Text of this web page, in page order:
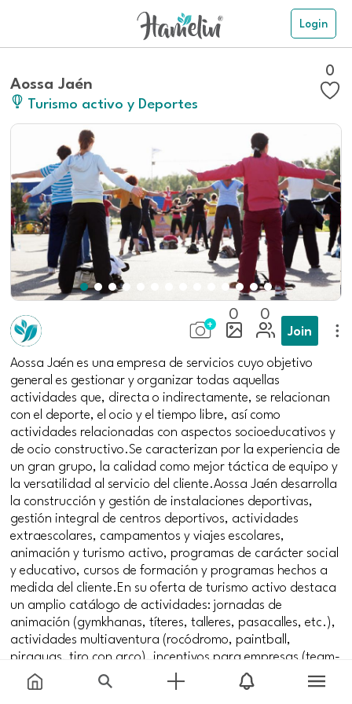
Login
Aossa Jaén
Turismo activo y Deportes
0
0 0
Join
Aossa Jaén es una empresa de servicios cuyo objetivo
general es gestionar y organizar todas aquellas
actividades que, directa o indirectamente, se relacionan
con el deporte, el ocio y el tiempo libre, así como
actividades relacionadas con aspectos socioeducativos y
de ocio constructivo.Se caracterizan por la experiencia de
un gran grupo, la calidad como mejor táctica de equipo y
la versatilidad al servicio del cliente.Aossa Jaén desarrolla
la construcción y gestión de instalaciones deportivas,
gestión integral de centros deportivos, actividades
extraescolares, campamentos y viajes escolares,
animación y turismo activo, programas de carácter social
y educativo, cursos de formación y programas hechos a
medida del cliente.En su oferta de turismo activo destaca
un amplio catálogo de actividades: jornadas de
animación (gymkhanas, títeres, talleres, pasacalles, etc.),
actividades multiaventura (rocódromo, paintball,
piraguas, tiro con arco), incentivos para empresas (team-
building, outlook training), estructuras hinchables
(castillos, toboganes, hinchables acuáticos, toro